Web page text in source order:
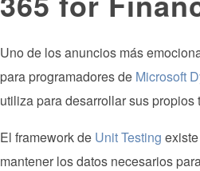
Uno de los anuncios más
para programadores de Microsoft
utiliza para desarrollar sus
El framework de Unit Testing
mantener los datos necesarios